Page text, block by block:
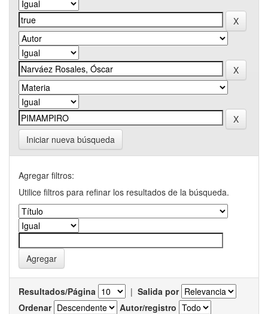
Iniciar nueva búsqueda
Agregar filtros:
Utilice filtros para refinar los resultados de la búsqueda.
Resultados/Página | Salida por
Ordenar
Autor/registro